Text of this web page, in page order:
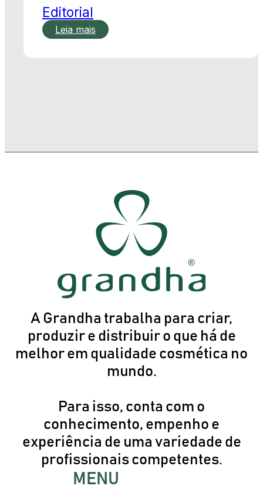
Editorial
Leia mais
A Grandha trabalha para criar,
produzir e distribuir o que há de
melhor em qualidade cosmética no
mundo.
Para isso, conta com o
conhecimento, empenho e
experiência de uma variedade de
profissionais competentes.
MENU